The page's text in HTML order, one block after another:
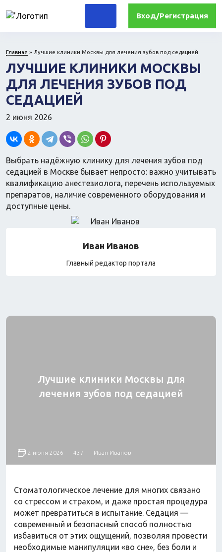
Для дома
Комплектующие ПК и периферия
Для дачи и сада
Прочая техника
Для офиса
Лекарства и гигиена
Медтехника
Ортопедия
Прочие гаджеты
Мобильные телефоны
Фото и видеокамеры
Автомобили
Одежда
Питание
Аксессуары
Одежда
Техника
Вход/Регистрация
Главная » Лучшие клиники Москвы для лечения зубов под седацией
ЛУЧШИЕ КЛИНИКИ МОСКВЫ
ДЛЯ ЛЕЧЕНИЯ ЗУБОВ ПОД
СЕДАЦИЕЙ
2 июня 2026
Выбрать надёжную клинику для лечения зубов под
седацией в Москве бывает непросто: важно учитывать
квалификацию анестезиолога, перечень используемых
препаратов, наличие современного оборудования и
доступные цены.
Иван Иванов
Главный редактор портала
Лучшие клиники Москвы для
лечения зубов под седацией
2 июня 2026 437 Иван Иванов
Стоматологическое лечение для многих связано
со стрессом и страхом, и даже простая процедура
может превратиться в испытание. Седация —
современный и безопасный способ полностью
избавиться от этих ощущений, позволяя провести
необходимые манипуляции «во сне», без боли и